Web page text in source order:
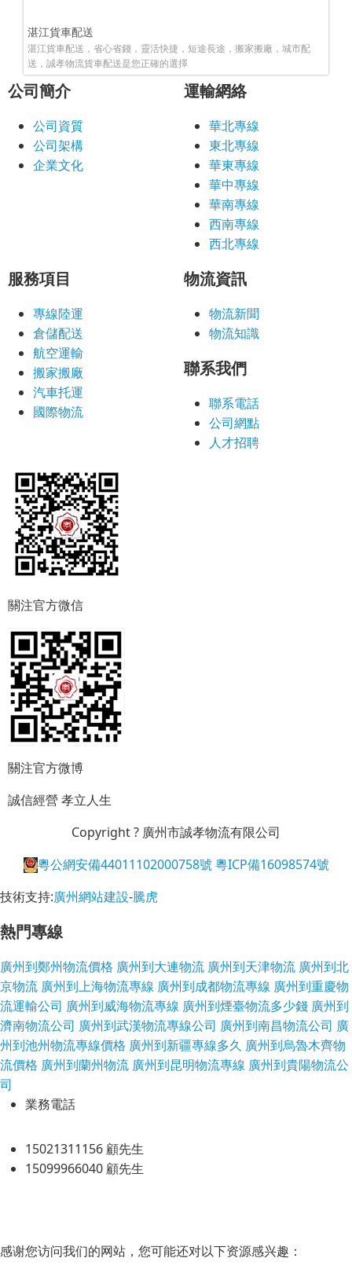
湛江貨車配送
湛江貨車配送，省心省錢，靈活快捷，短途長途，搬家搬廠，城市配
送，誠孝物流貨車配送是您正確的選擇
公司簡介
公司資質
公司架構
企業文化
運輸網絡
華北專線
東北專線
華東專線
華中專線
華南專線
西南專線
西北專線
服務項目
專線陸運
倉儲配送
航空運輸
搬家搬廠
汽車托運
國際物流
物流資訊
物流新聞
物流知識
聯系我們
聯系電話
公司網點
人才招聘
關注官方微信
關注官方微博
誠信經營孝立人生
Copyright ? 廣州市誠孝物流有限公司
粵公網安備44011102000758號 粵ICP備16098574號
技術支持:廣州網站建設-騰虎
熱門專線
廣州到鄭州物流價格 廣州到大連物流 廣州到天津物流 廣州到北
京物流 廣州到上海物流專線 廣州到成都物流專線 廣州到重慶物
流運輸公司 廣州到威海物流專線 廣州到煙臺物流多少錢 廣州到
濟南物流公司 廣州到武漢物流專線公司 廣州到南昌物流公司 廣
州到池州物流專線價格 廣州到新疆專線多久 廣州到烏魯木齊物
流價格 廣州到蘭州物流 廣州到昆明物流專線 廣州到貴陽物流公
司
業務電話
15021311156 顧先生
15099966040 顧先生
感谢您访问我们的网站，您可能还对以下资源感兴趣：